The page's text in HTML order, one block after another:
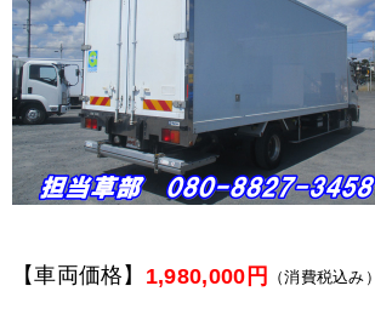
【車両価格】 1,980,000円 （消費税込み）